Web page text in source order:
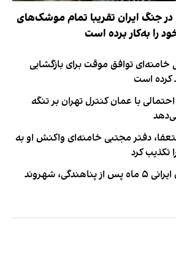
در جنگ ایران تقریبا تمام موشک‌های
را به‌کار برده است
توافق موقت برای بازگشایی
کرده است
با عمان کنترل تهران بر تنگه
دفتر مجتبی خامنه‌ای واکنش او به
تکذیب کرد
دو فوتبالیست زن ایرانی ۵ ماه پس از پناهندگی، شهروند